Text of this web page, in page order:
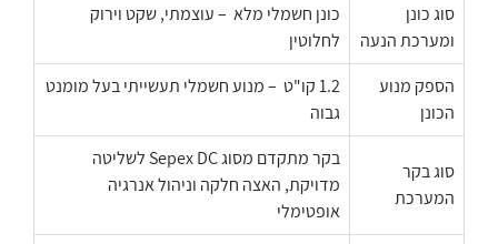
סוג כונן
ומערכת הנעה
כונן חשמלי מלא – עוצמתי, שקט וירוק
לחלוטין
הספק מנוע
הכונן
1.2 קו"ט – מנוע חשמלי תעשייתי בעל מומנט
גבוה
סוג בקר
המערכת
בקר מתקדם מסוג Sepex DC לשליטה
מדויקת, האצה חלקה וניהול אנרגיה
אופטימלי